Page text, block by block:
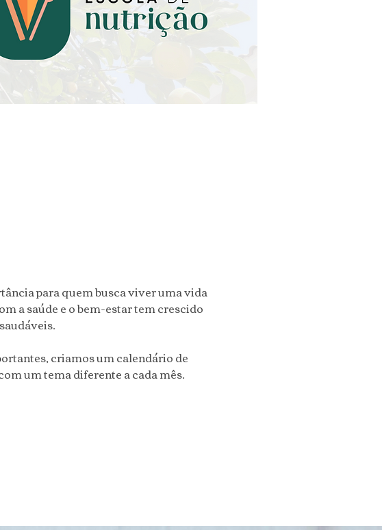
para quem busca viver uma vida
a saúde e o bem-estar tem crescido
criamos um calendário de
um tema diferente a cada mês.